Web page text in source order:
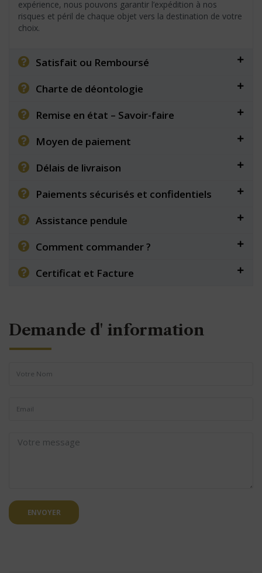
expérience, nous pouvons garantir l’expédition à nos
risques et péril de chaque objet vers la destination de votre
choix.
Satisfait ou Remboursé
Charte de déontologie
Remise en état – Savoir-faire
Moyen de paiement
Délais de livraison
Paiements sécurisés et confidentiels
Assistance pendule
Comment commander ?
Certificat et Facture
Demande d' information
ENVOYER